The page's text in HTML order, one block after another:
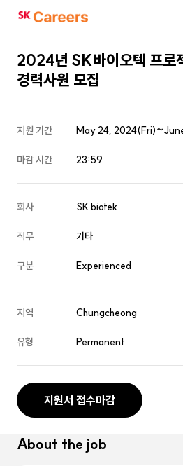
SK
About the job
2024년 SK바이오텍 프로
경력사원 모집
지원 기간 May 24,
마감 시간 23:59
회사 SK biotek
직무 기타
구분 Experienced
지역 Chungcheong
유형 Permanent
지원서 접수마감